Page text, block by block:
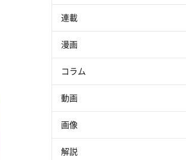
連載
漫画
コラム
動画
画像
解説